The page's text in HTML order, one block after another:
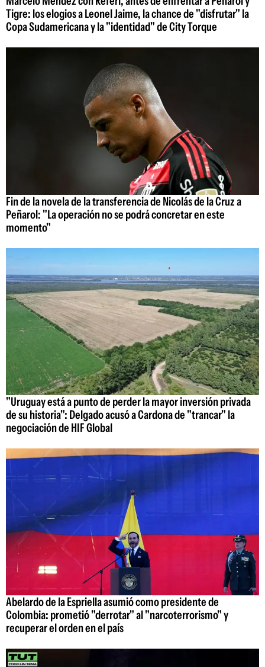
Tigre: los elogios a Leonel Jaime, la chance de "disfrutar" la
Copa Sudamericana y la "identidad" de City Torque
Fin de la novela de la transferencia de Nicolás de la Cruz a
Peñarol: "La operación no se podrá concretar en este
momento"
"Uruguay está a punto de perder la mayor inversión privada
de su historia": Delgado acusó a Cardona de "trancar" la
negociación de HIF Global
Abelardo de la Espriella asumió como presidente de
Colombia: prometió "derrotar" al "narcoterrorismo" y
recuperar el orden en el país